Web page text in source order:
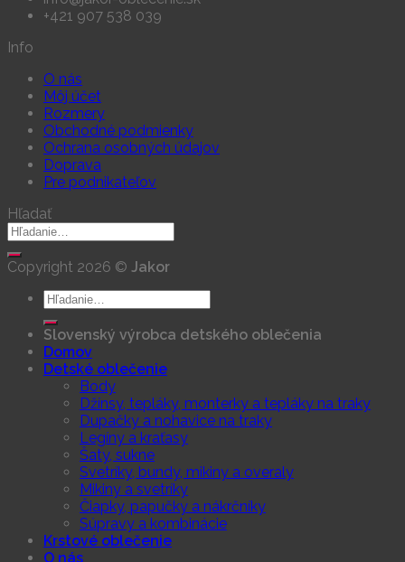
+421 907 538 039
Info
O nás
Môj účet
Rozmery
Obchodné podmienky
Ochrana osobných údajov
Doprava
Pre podnikateľov
Hľadať
Hľadať:
Copyright 2026 © Jakor
Hľadať:
Slovenský výrobca detského oblečenia
Domov
Detské oblečenie
Body
Džínsy, tepláky, monterky a tepláky na traky
Dupačky a nohavice na traky
Legíny a kraťasy
Šaty, sukne
Svetríky, bundy, mikiny a overaly
Mikiny a svetríky
Čiapky, papučky a nákrčníky
Súpravy a kombinácie
Krstové oblečenie
O nás